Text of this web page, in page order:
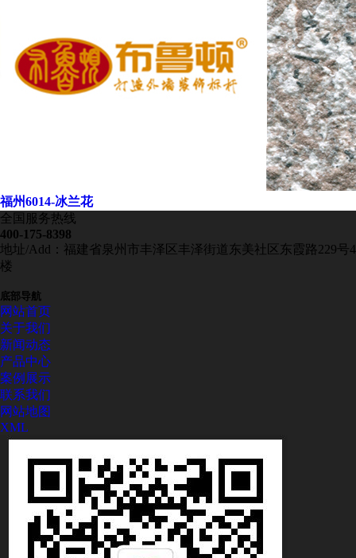
福州6014-冰兰花
全国服务热线
400-175-8398
地址/Add：福建省泉州市丰泽区丰泽街道东美社区东霞路229号4
楼
底部导航
网站首页
关于我们
新闻动态
产品中心
案例展示
联系我们
网站地图
XML